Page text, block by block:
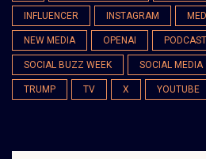
INFLUENCER INSTAGRAM
NEW MEDIA OPENAI PODCAST
SOCIAL BUZZ WEEK SOCIAL MEDIA
TRUMP TV X YOUTUBE